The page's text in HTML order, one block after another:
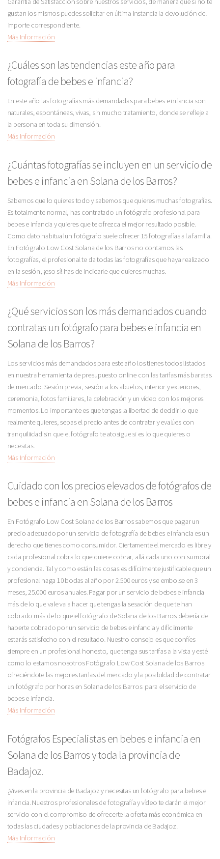
gustan los mismos puedes solicitar en última instancia la devolución del
importe correspondiente.
Más Información
¿Cuáles son las tendencias este año para
fotografía de bebes e infancia?
En este año las fotografías más demandadas para bebes e infancia son
naturales, espontáneas, vivas, sin mucho tratamiento, donde se refleje a
la persona en toda su dimensión.
Más Información
¿Cuántas fotografías se incluyen en un servicio de
bebes e infancia en Solana de los Barros?
Sabemos que lo quieres todo y sabemos que quieres muchas fotografías.
Es totalmente normal, has contratado un fotógrafo profesional para
bebes e infancia y quieres que te ofrezca el mejor resultado posible.
Como dato habitual un fotógrafo suele ofrecer 15 fotografías a la familia.
En Fotógrafo Low Cost Solana de los Barros no contamos las
fotografías, el profesional te da todas las fotografías que haya realizado
en la sesión, ¡eso sí! has de indicarle que quieres muchas.
Más Información
¿Qué servicios son los más demandados cuando
contratas un fotógrafo para bebes e infancia en
Solana de los Barros?
Los servicios más demandados para este año los tienes todos listados
en nuestra herramienta de presupuesto online con las tarifas más baratas
de mercado: Sesión previa, sesión a los abuelos, interior y exteriores,
ceremonia, fotos familiares, la celebración y un vídeo con los mejores
momentos. Lo importante es que tengas la libertad de decidir lo que
realmente quieres, sepas el precio antes de contratar y evalúes con
tranquiliidad sin que el fotógrafo te atosigue si es lo que quieres o
necesitas.
Más Información
Cuidado con los precios elevados de fotógrafos de
bebes e infancia en Solana de los Barros
En Fotógrafo Low Cost Solana de los Barros sabemos que pagar un
precio adecuado por un servicio de fotografía de bebes e infancia es un
derecho que tienes como consumidor. Ciertamente el mercado es libre y
cada profesional cobra lo que quiere cobrar, allá cada uno con su moral
y conciencia. Tal y como están las cosas es difícilmente justificable que un
profesional haga 10 bodas al año por 2.500 euros y se embolse en 3
meses, 25.000 euros anuales. Pagar por un servicio de bebes e infancia
más de lo que vale va a hacer que tengas la sesación de que te han
cobrado más de lo que el fotógrafo de Solana de los Barros debería de
haberte cobrado por un servicio de bebes e infancia y difícilmente
estarás satisfecho con el resultado. Nuestro consejo es que confíes
siempre en un profesional honesto, que tenga sus tarifas a la vista y esté
como lo estamos nosotros Fotógrafo Low Cost Solana de los Barros
ofreciéndote las mejores tarifas del mercado y la posibildad de contratar
un fotógrafo por horas en Solana de los Barros para el servicio de
bebes e infancia.
Más Información
Fotógrafos Especialistas en bebes e infancia en
Solana de los Barros y toda la provincia de
Badajoz.
¿Vives en la provincia de Badajoz y necesitas un fotógrafo para bebes e
infancia. Nuestros profesionales de fotografía y vídeo te darán el mejor
servicio con el compromiso de ofrecerte la oferta más económica en
todas las ciudades y poblaciones de la provincia de Badajoz.
Más Información